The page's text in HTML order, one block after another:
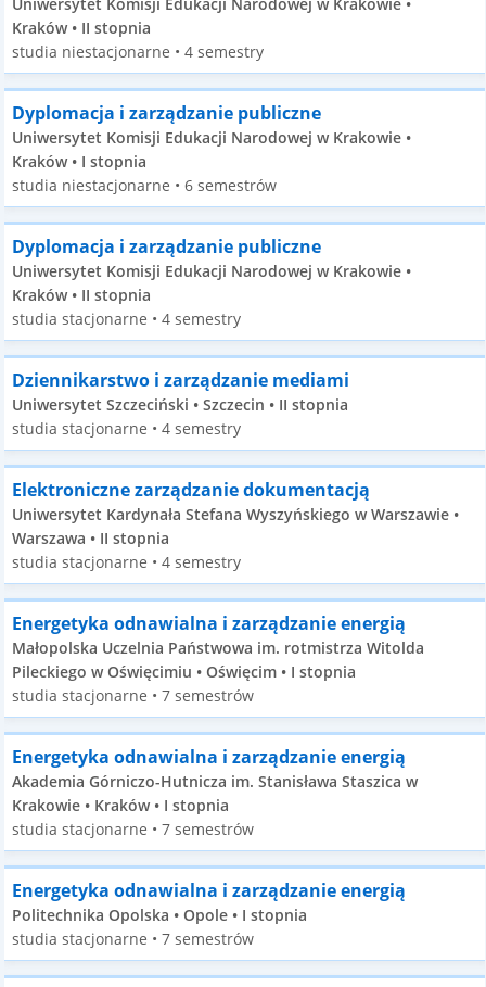
Kraków • II stopnia
studia niestacjonarne • 4 semestry
Dyplomacja i zarządzanie publiczne
Uniwersytet Komisji Edukacji Narodowej w Krakowie •
Kraków • I stopnia
studia niestacjonarne • 6 semestrów
Dyplomacja i zarządzanie publiczne
Uniwersytet Komisji Edukacji Narodowej w Krakowie •
Kraków • II stopnia
studia stacjonarne • 4 semestry
Dziennikarstwo i zarządzanie mediami
Uniwersytet Szczeciński • Szczecin • II stopnia
studia stacjonarne • 4 semestry
Elektroniczne zarządzanie dokumentacją
Uniwersytet Kardynała Stefana Wyszyńskiego w Warszawie •
Warszawa • II stopnia
studia stacjonarne • 4 semestry
Energetyka odnawialna i zarządzanie energią
Małopolska Uczelnia Państwowa im. rotmistrza Witolda
Pileckiego w Oświęcimiu • Oświęcim • I stopnia
studia stacjonarne • 7 semestrów
Energetyka odnawialna i zarządzanie energią
Akademia Górniczo-Hutnicza im. Stanisława Staszica w
Krakowie • Kraków • I stopnia
studia stacjonarne • 7 semestrów
Energetyka odnawialna i zarządzanie energią
Politechnika Opolska • Opole • I stopnia
studia stacjonarne • 7 semestrów